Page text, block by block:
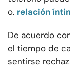
o. relación
De acuerdo
el tiempo de
sentirse